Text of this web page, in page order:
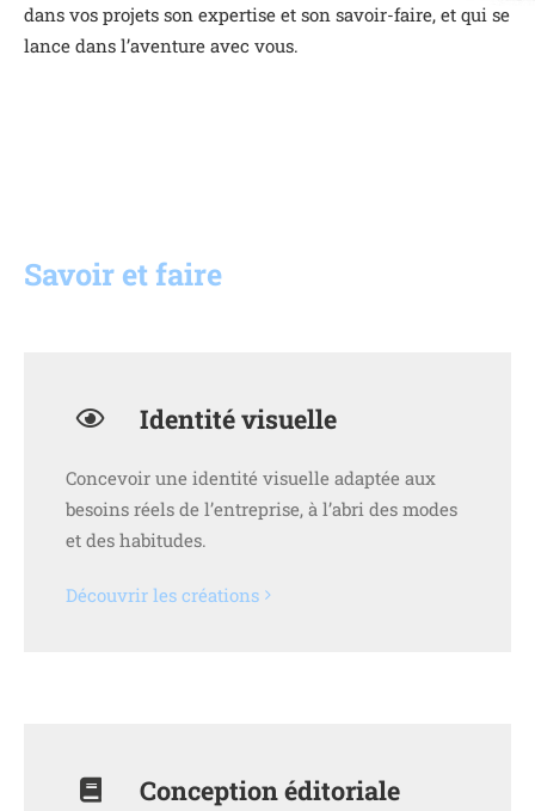
dans vos projets son expertise et son savoir-faire, et qui se
lance dans l’aventure avec vous.
Savoir et faire
Identité visuelle
Concevoir une identité visuelle adaptée aux
besoins réels de l’entreprise, à l’abri des modes
et des habitudes.
Découvrir les créations
Conception éditoriale